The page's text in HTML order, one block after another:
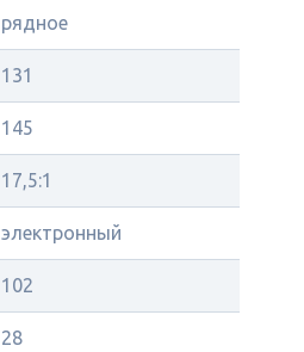
рядное
131
145
17,5:1
электронный
102
28